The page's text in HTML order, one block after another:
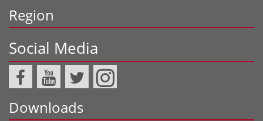
Region
Social Media
Downloads